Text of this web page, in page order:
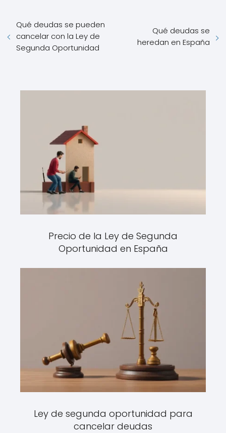
Qué deudas se pueden
cancelar con la Ley de
Segunda Oportunidad
Qué deudas se
heredan en España
Precio de la Ley de Segunda
Oportunidad en España
Ley de segunda oportunidad para
cancelar deudas